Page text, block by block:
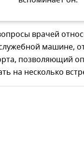
врачей
машине,
позволяющий
на несколько